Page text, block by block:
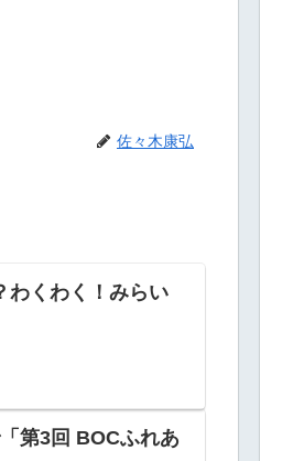
佐々木康弘
わくわく！みらい
第3回 BOCふれあ